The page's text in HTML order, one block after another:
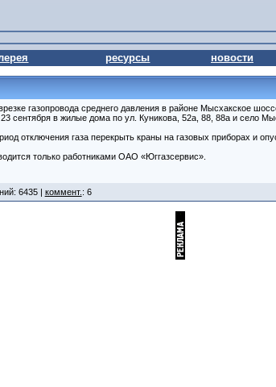
ресурсы новости
газопровода среднего давления в районе Мысхакское
сентября в жилые дома по ул. Куникова, 52а, 88, 88а и село
отключения газа перекрыть краны на газовых приборах и
только работниками ОАО «Юггазсервис».
6435 | коммент. : 6